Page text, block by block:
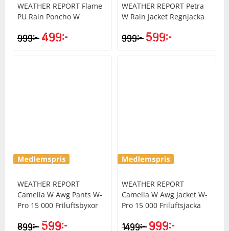
WEATHER REPORT Flame
PU Rain Poncho W
999kr 499kr
WEATHER REPORT Petra
W Rain Jacket Regnjacka
999kr 599kr
WEATHER REPORT
Camelia W Awg Pants W-
Pro 15 000 Friluftsbyxor
899kr 599kr
WEATHER REPORT
Camelia W Awg Jacket W-
Pro 15 000 Friluftsjacka
1499kr 999kr